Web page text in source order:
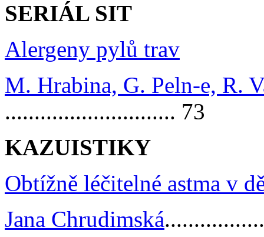
SERIÁL SIT
Alergeny pylů trav
M. Hrabina, G. Peln-e, R.
............................. 73
KAZUISTIKY
Obtížně léčitelné astma v
Jana Chrudimská